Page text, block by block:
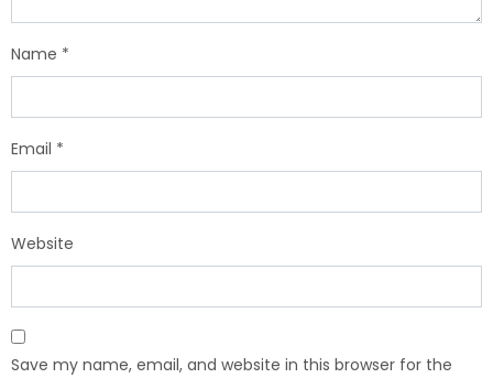
Name *
Email *
Website
Save my name, email, and website in this browser for the